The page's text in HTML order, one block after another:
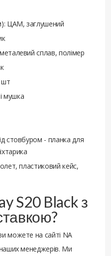
ЦАМ, заглушений
сплав, полімер
шт
мушка
стовбуром - планка для
пластиковий кейс,
S20 Black з
можете на сайті NA
менеджерів. Ми